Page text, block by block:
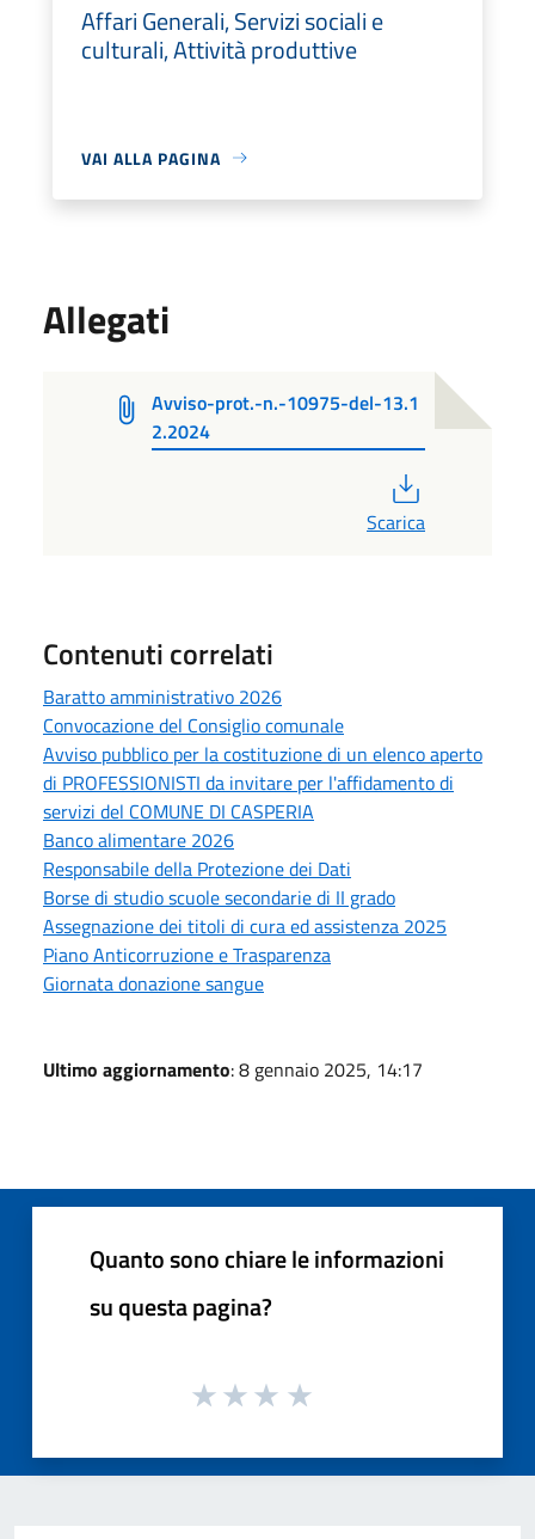
Affari Generali, Servizi sociali e
culturali, Attività produttive
VAI ALLA PAGINA
Allegati
Avviso-prot.-n.-10975-del-13.1
2.2024
Scarica
Contenuti correlati
Baratto amministrativo 2026
Convocazione del Consiglio comunale
Avviso pubblico per la costituzione di un elenco aperto
di PROFESSIONISTI da invitare per l'affidamento di
servizi del COMUNE DI CASPERIA
Banco alimentare 2026
Responsabile della Protezione dei Dati
Borse di studio scuole secondarie di II grado
Assegnazione dei titoli di cura ed assistenza 2025
Piano Anticorruzione e Trasparenza
Giornata donazione sangue
Ultimo aggiornamento: 8 gennaio 2025, 14:17
Quanto sono chiare le informazioni
su questa pagina?